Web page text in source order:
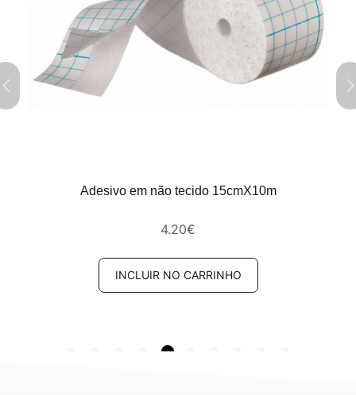
Adesivo em não tecido 15cmX10m
4.20€
INCLUIR NO CARRINHO